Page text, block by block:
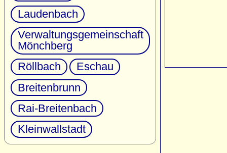
Laudenbach
Verwaltungsgemeinschaft
Mönchberg
Röllbach
Eschau
Breitenbrunn
Rai-Breitenbach
Kleinwallstadt